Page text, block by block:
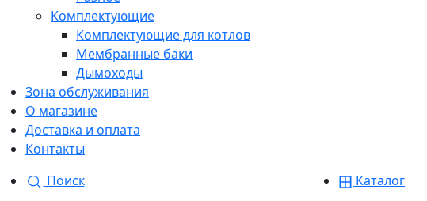
Комплектующие
Комплектующие для котлов
Мембранные баки
Дымоходы
Зона обслуживания
О магазине
Доставка и оплата
Контакты
Поиск
Каталог